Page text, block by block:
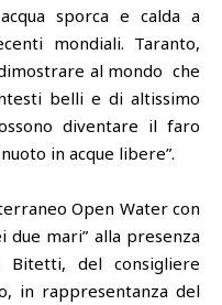
sporca e calda a
mondiali. Taranto,
al mondo che
belli e di altissimo
diventare il faro
in acque libere”.
Open Water con
due mari” alla presenza
Bitetti, del consigliere
in rappresentanza del